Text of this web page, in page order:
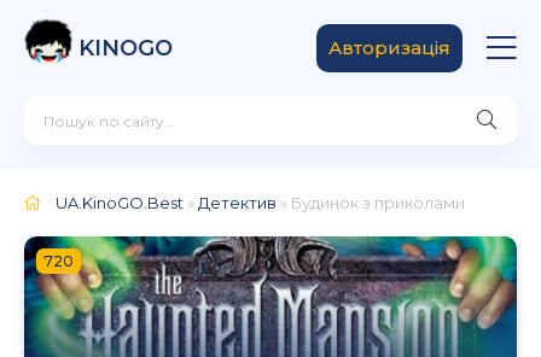
KINOGO Авторизація
UA.KinoGO.Best » Детектив » Будинок з приколами
720